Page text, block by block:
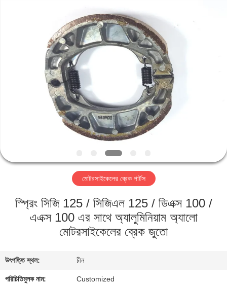
আমাদের
সম্পর্কে
কারখানা
নিয়ন্ত্রণ
মোটরসাইকেলের ব্রেক পার্টস
স্প্রিং সিজি 125 / সিজিএল 125 / ডিএক্স 100 /
এএক্স 100 এর সাথে অ্যালুমিনিয়াম অ্যালো
মোটরসাইকেলের ব্রেক জুতো
উৎপত্তি স্থল: চীন
পরিচিতিমুলক নাম: Customized